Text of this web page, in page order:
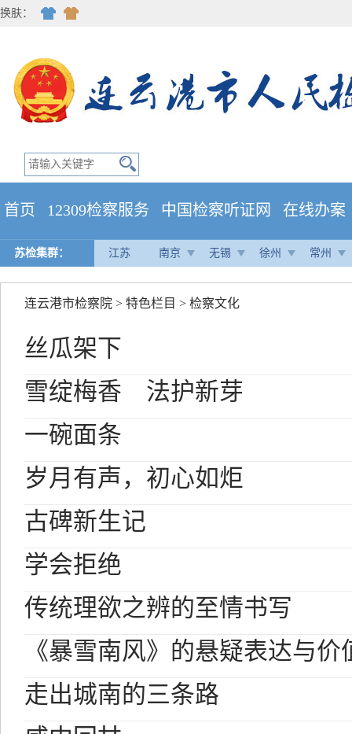
换肤：
首页 12309检察服务 中国检察听证网 在线办案
苏检集群： 江苏 南京 无锡 徐州 常州
连云港市检察院 > 特色栏目 > 检察文化
丝瓜架下
雪绽梅香 法护新芽
一碗面条
岁月有声，初心如炬
古碑新生记
学会拒绝
传统理欲之辨的至情书写
《暴雪南风》的悬疑表达与价
走出城南的三条路